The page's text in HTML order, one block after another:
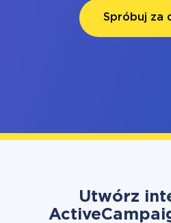
Spróbuj za
Utwórz